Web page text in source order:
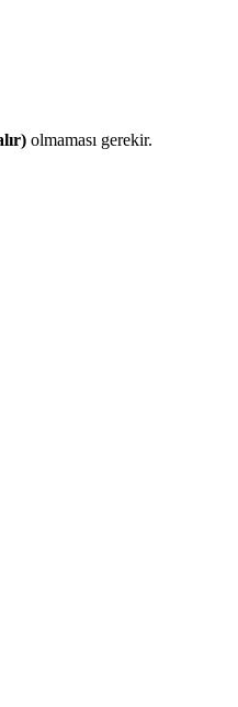
olmaması gerekir.